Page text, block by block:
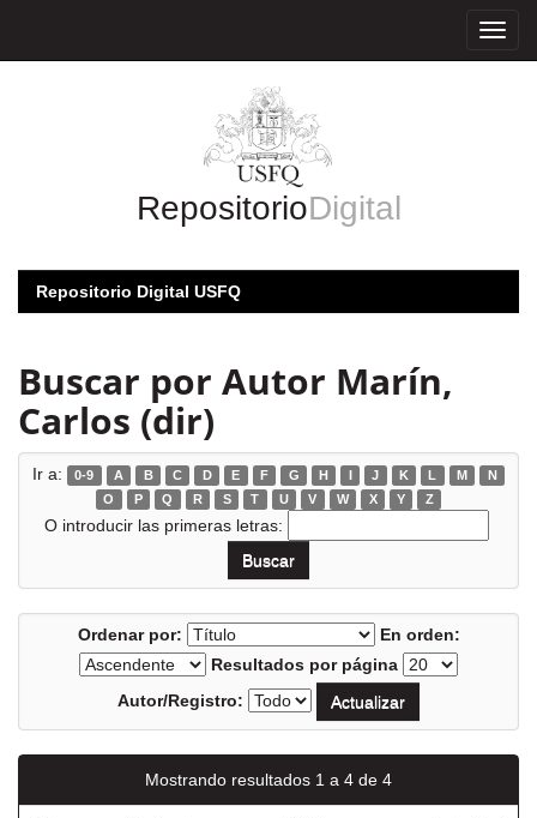
RepositorioDigital
Repositorio Digital USFQ
Buscar por Autor Marín,
Carlos (dir)
Ir a: 0-9 A B C D E F G H I J K L M
N
O
P Q R S T U V W X Y Z
O introducir las primeras letras:
Ordenar por:
En orden:
Resultados por página
Autor/Registro:
Mostrando resultados 1 a 4 de 4